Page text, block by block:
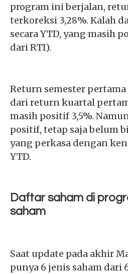
program ini berjalan,
terkoreksi 3,28%. Kalah
secara YTD, yang masih
dari RTI).
Return semester
dari return kuartal
masih positif 3,5%.
positif, tetap saja belum
yang perkasa dengan
YTD.
Daftar saham di
saham
Saat update pada akhir
punya 6 jenis saham dari